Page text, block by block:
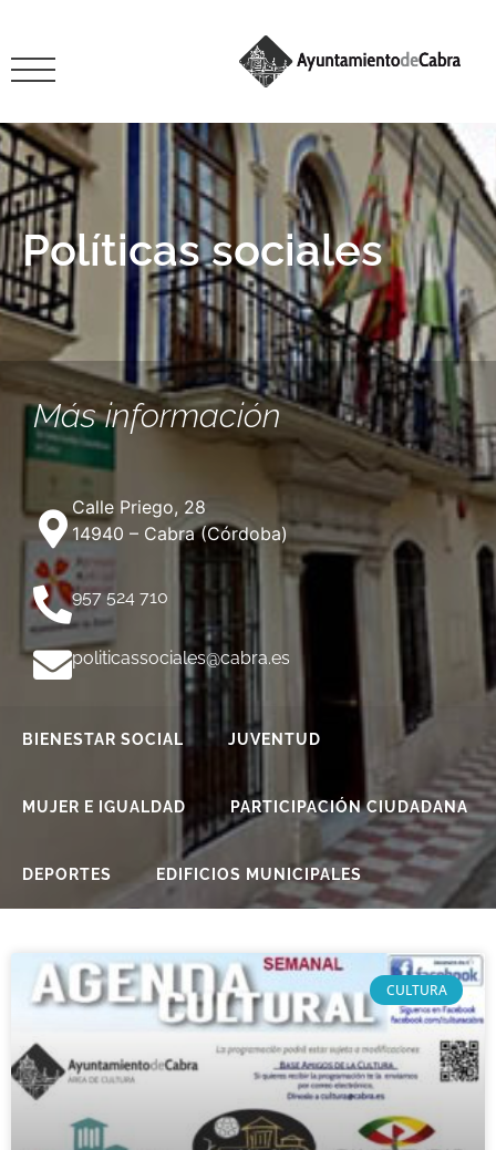
Políticas sociales
Más información
Calle Priego, 28
14940 – Cabra (Córdoba)
957 524 710
politicassociales@cabra.es
BIENESTAR SOCIAL JUVENTUD
MUJER E IGUALDAD PARTICIPACIÓN CIUDADANA
DEPORTES EDIFICIOS MUNICIPALES
CULTURA